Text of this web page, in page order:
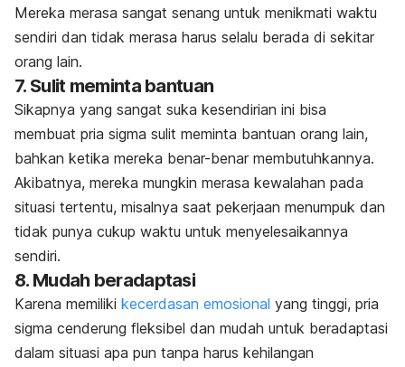
Mereka merasa sangat senang untuk menikmati waktu
sendiri dan tidak merasa harus selalu berada di sekitar
orang lain.
7. Sulit meminta bantuan
Sikapnya yang sangat suka kesendirian ini bisa
membuat pria sigma sulit meminta bantuan orang lain,
bahkan ketika mereka benar-benar membutuhkannya.
Akibatnya, mereka mungkin merasa kewalahan pada
situasi tertentu, misalnya saat pekerjaan menumpuk dan
tidak punya cukup waktu untuk menyelesaikannya
sendiri.
8. Mudah beradaptasi
Karena memiliki kecerdasan emosional yang tinggi, pria
sigma cenderung fleksibel dan mudah untuk beradaptasi
dalam situasi apa pun tanpa harus kehilangan